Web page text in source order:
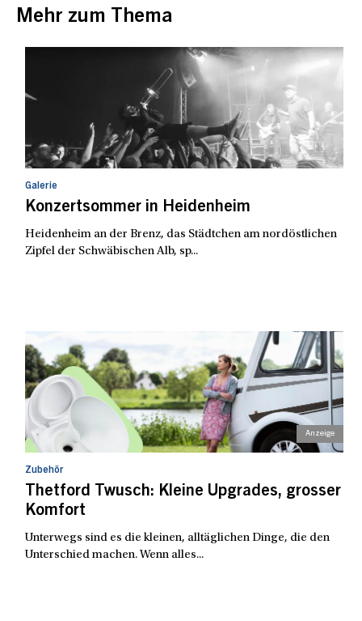
Mehr zum Thema
Galerie
Konzertsommer in Heidenheim
Heidenheim an der Brenz, das Städtchen am nordöstlichen
Zipfel der Schwäbischen Alb, sp...
Zubehör
Thetford Twusch: Kleine Upgrades, grosser
Komfort
Unterwegs sind es die kleinen, alltäglichen Dinge, die den
Unterschied machen. Wenn alles...